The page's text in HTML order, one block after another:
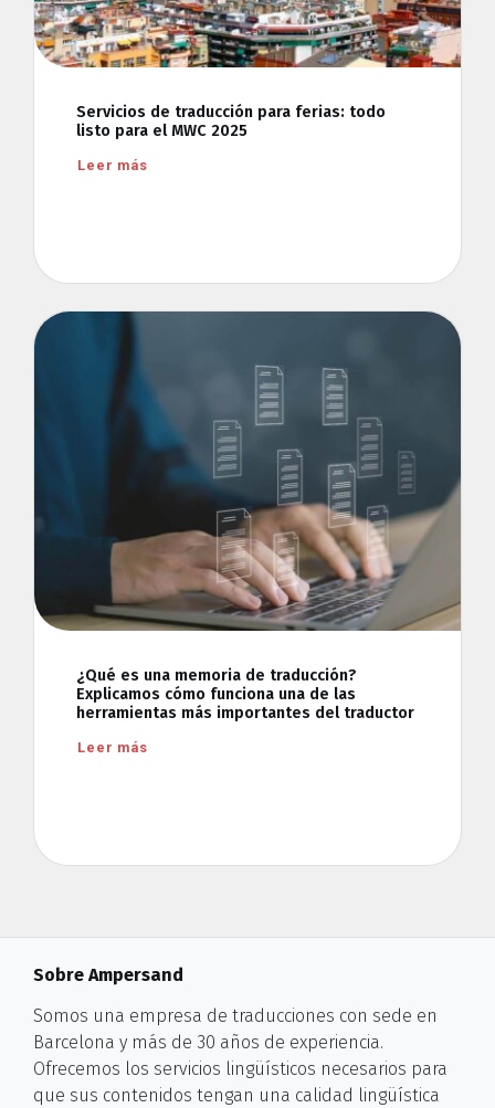
Servicios de traducción para ferias: todo
listo para el MWC 2025
Leer más
¿Qué es una memoria de traducción?
Explicamos cómo funciona una de las
herramientas más importantes del traductor
Leer más
Sobre Ampersand
Somos una empresa de traducciones con sede en
Barcelona y más de 30 años de experiencia.
Ofrecemos los servicios lingüísticos necesarios para
que sus contenidos tengan una calidad lingüística